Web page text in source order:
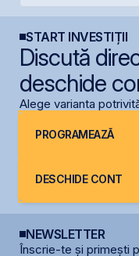
START INVESTIȚII
Discută
deschide
Alege varianta
PROGRAMEAZĂ
DESCHIDE CONT
NEWSLETTER
Înscrie-te și primești